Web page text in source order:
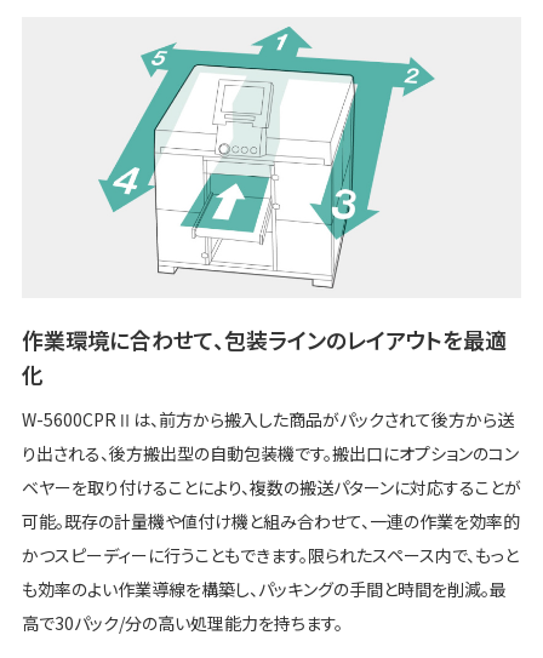
作業環境に合わせて、包装ラインのレイアウトを最適
化
W-5600CPRⅡは、前方から搬入した商品がパックされて後方から送
り出される、後方搬出型の自動包装機です。搬出口にオプションのコン
ベヤーを取り付けることにより、複数の搬送パターンに対応することが
可能。既存の計量機や値付け機と組み合わせて、一連の作業を効率的
かつスピーディーに行うこともできます。限られたスペース内で、もっと
も効率のよい作業導線を構築し、パッキングの手間と時間を削減。最
高で30パック/分の高い処理能力を持ちます。